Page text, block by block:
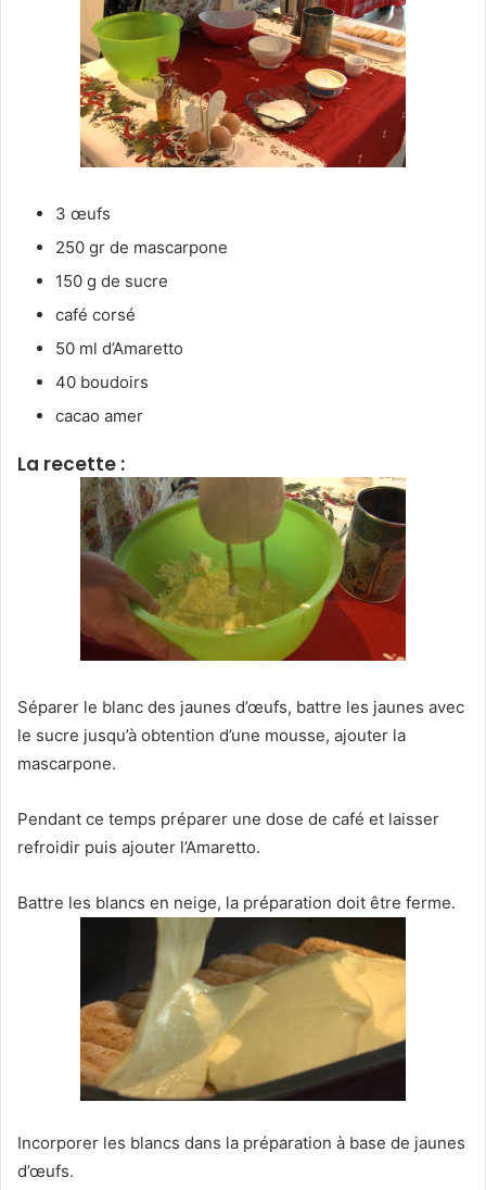
3 œufs
250 gr de mascarpone
150 g de sucre
café corsé
50 ml d’Amaretto
40 boudoirs
cacao amer
La recette :
Séparer le blanc des jaunes d’œufs, battre les jaunes avec
le sucre jusqu’à obtention d’une mousse, ajouter la
mascarpone.
Pendant ce temps préparer une dose de café et laisser
refroidir puis ajouter l’Amaretto.
Battre les blancs en neige, la préparation doit être ferme.
Incorporer les blancs dans la préparation à base de jaunes
d’œufs.